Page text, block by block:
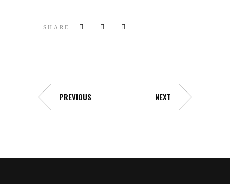
SHARE
PREVIOUS NEXT